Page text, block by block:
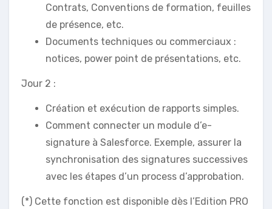
Contrats, Conventions de formation, feuilles
de présence, etc.
Documents techniques ou commerciaux :
notices, power point de présentations, etc.
Jour 2 :
Création et exécution de rapports simples.
Comment connecter un module d’e-
signature à Salesforce. Exemple, assurer la
synchronisation des signatures successives
avec les étapes d’un process d’approbation.
(*) Cette fonction est disponible dès l’Edition PRO